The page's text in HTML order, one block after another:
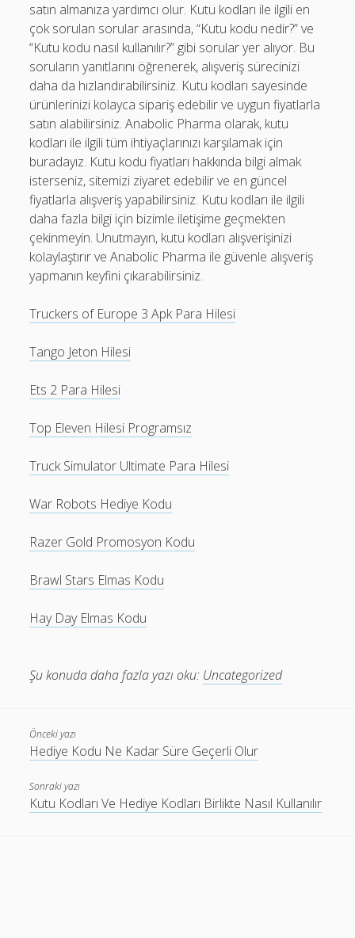
satın almanıza yardımcı olur. Kutu kodları ile ilgili en
çok sorulan sorular arasında, “Kutu kodu nedir?” ve
“Kutu kodu nasıl kullanılır?” gibi sorular yer alıyor. Bu
soruların yanıtlarını öğrenerek, alışveriş sürecinizi
daha da hızlandırabilirsiniz. Kutu kodları sayesinde
ürünlerinizi kolayca sipariş edebilir ve uygun fiyatlarla
satın alabilirsiniz. Anabolic Pharma olarak, kutu
kodları ile ilgili tüm ihtiyaçlarınızı karşılamak için
buradayız. Kutu kodu fiyatları hakkında bilgi almak
isterseniz, sitemizi ziyaret edebilir ve en güncel
fiyatlarla alışveriş yapabilirsiniz. Kutu kodları ile ilgili
daha fazla bilgi için bizimle iletişime geçmekten
çekinmeyin. Unutmayın, kutu kodları alışverişinizi
kolaylaştırır ve Anabolic Pharma ile güvenle alışveriş
yapmanın keyfini çıkarabilirsiniz.
Truckers of Europe 3 Apk Para Hilesi
Tango Jeton Hilesi
Ets 2 Para Hilesi
Top Eleven Hilesi Programsız
Truck Simulator Ultimate Para Hilesi
War Robots Hediye Kodu
Razer Gold Promosyon Kodu
Brawl Stars Elmas Kodu
Hay Day Elmas Kodu
Şu konuda daha fazla yazı oku: Uncategorized
Önceki yazı
Hediye Kodu Ne Kadar Süre Geçerli Olur
Sonraki yazı
Kutu Kodları Ve Hediye Kodları Birlikte Nasıl Kullanılır